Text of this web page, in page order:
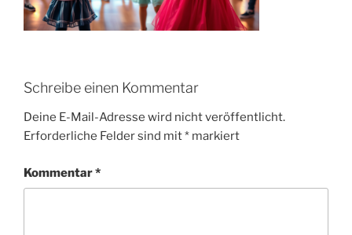
Schreibe einen Kommentar
Deine E-Mail-Adresse wird nicht veröffentlicht.
Erforderliche Felder sind mit* markiert
Kommentar*